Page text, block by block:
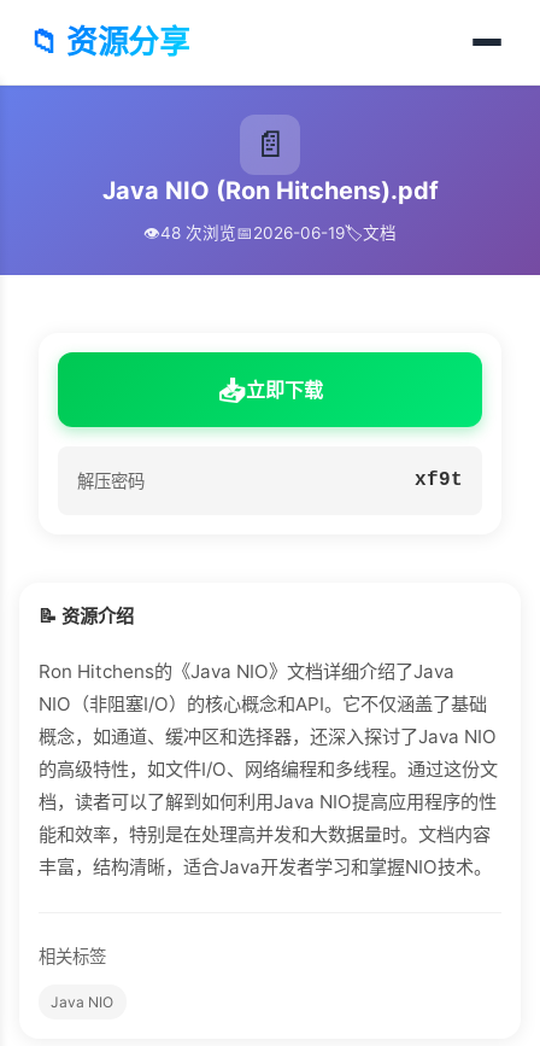
📁 资源分享
📄
Java NIO (Ron Hitchens).pdf
👁️48 次浏览📅2026-06-19🏷️文档
📥立即下载
解压密码 xf9t
📝 资源介绍
Ron Hitchens的《Java NIO》文档详细介绍了Java
NIO（非阻塞I/O）的核心概念和API。它不仅涵盖了基础
概念，如通道、缓冲区和选择器，还深入探讨了Java NIO
的高级特性，如文件I/O、网络编程和多线程。通过这份文
档，读者可以了解到如何利用Java NIO提高应用程序的性
能和效率，特别是在处理高并发和大数据量时。文档内容
丰富，结构清晰，适合Java开发者学习和掌握NIO技术。
相关标签
Java NIO